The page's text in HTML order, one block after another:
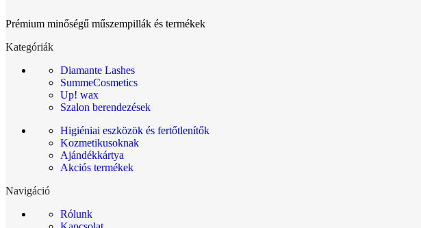
Prémium minőségű műszempillák és termékek
Kategóriák
Diamante Lashes
SummeCosmetics
Up! wax
Szalon berendezések
Higiéniai eszközök és fertőtlenítők
Kozmetikusoknak
Ajándékkártya
Akciós termékek
Navigáció
Rólunk